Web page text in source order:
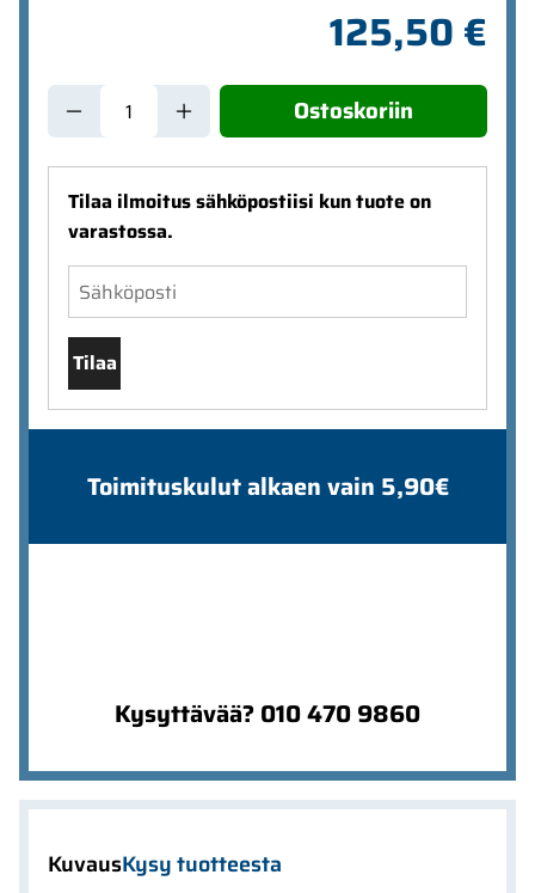
125,50 €
Ostoskoriin
Tilaa ilmoitus sähköpostiisi kun tuote on
varastossa.
Tilaa
Toimituskulut alkaen vain 5,90€
Kysyttävää? 010 470 9860
KuvausKysy tuotteesta